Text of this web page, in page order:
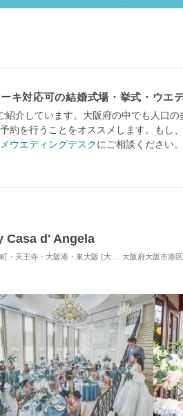
キ対応可の結婚式場・挙式・ウエ
介しています。大阪府の中でも人口
約を行うことをオススメします。も
ウエディングデスクにご相談ください
Casa d' Angela
大阪港・東大阪 (大阪港駅) / 式場・ゲストハウス 大阪府大阪市港